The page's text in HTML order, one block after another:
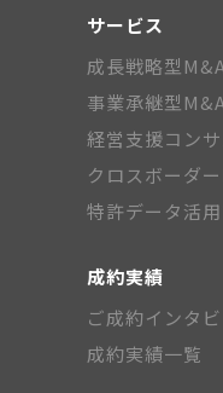
サービス
成長戦略型
事業承継型
経営支援コン
クロスボーダ
特許データ活
成約実績
ご成約インタ
成約実績一覧